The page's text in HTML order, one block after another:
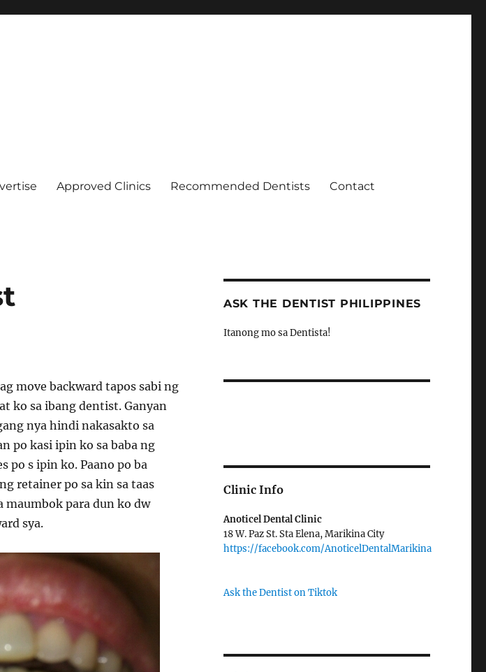
Approved Clinics Recommended Dentists Contact
move backward tapos sabi ng
ko sa ibang dentist. Ganyan
nya hindi nakasakto sa
po kasi ipin ko sa baba ng
po s ipin ko. Paano po ba
retainer po sa kin sa taas
maumbok para dun ko dw
sya.
ASK THE DENTIST PHILIPPINES
Itanong mo sa Dentista!
Clinic Info
Anoticel Dental Clinic
18 W. Paz St. Sta Elena, Marikina City
https://facebook.com/AnoticelDentalMarikina
Ask the Dentist on Tiktok